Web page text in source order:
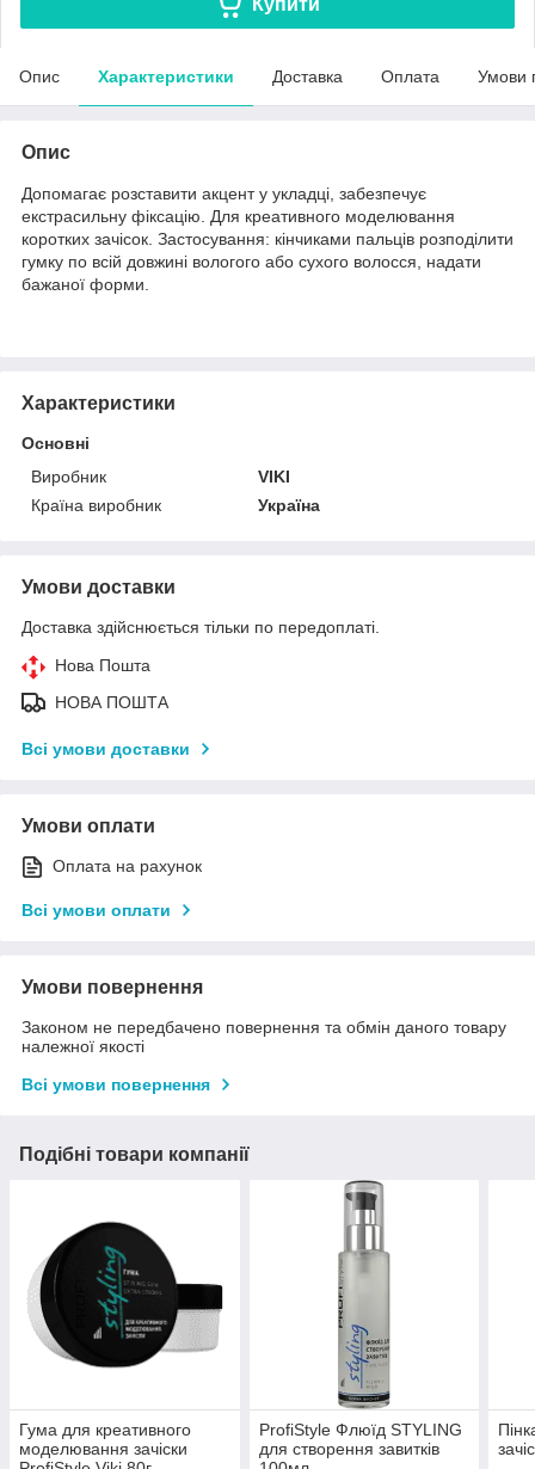
Опис Характеристики Доставка Оплата Умови
Опис
Допомагає розставити акцент у укладці, забезпечує
екстрасильну фіксацію. Для креативного моделювання
коротких зачісок. Застосування: кінчиками пальців розподілити
гумку по всій довжині вологого або сухого волосся, надати
бажаної форми.
Характеристики
Основні
Виробник
VIKI
Країна виробник
Україна
Умови доставки
Доставка здійснюється тільки по передоплаті.
Нова Пошта
НОВА ПОШТА
Всі умови доставки
Умови оплати
Оплата на рахунок
Всі умови оплати
Умови повернення
Законом не передбачено повернення та обмін даного товару
належної якості
Всі умови повернення
Подібні товари компанії
Гума для креативного
моделювання зачіски
ProfiStyle Флюїд STYLING
для створення завитків